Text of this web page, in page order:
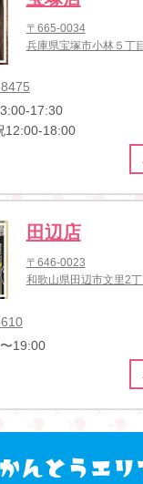
〒665-0034
兵庫県宝塚市小林５丁
17:30
18:00
田辺店
〒646-0023
和歌山県田辺市文里2
19:00